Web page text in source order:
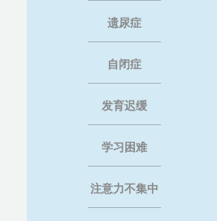
遗尿症
自闭症
发育迟缓
学习困难
注意力不集中